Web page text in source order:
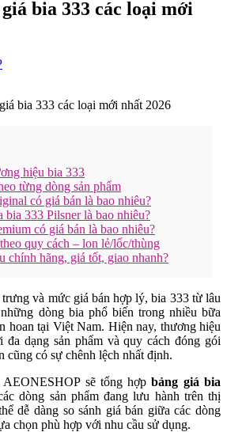
bia 333 các loại mới
hiệu bia 333
từng dòng sản phẩm
có giá bán là bao nhiêu?
bia 333 Pilsner là bao nhiêu?
có giá bán là bao nhiêu?
quy cách – lon lẻ/lốc/thùng
chính hãng, giá tốt, giao nhanh?
và mức giá bán hợp lý, bia 333 từ lâu
dòng bia phổ biến trong nhiều bữa
hoan tại Việt Nam. Hiện nay, thương hiệu
dạng sản phẩm và quy cách đóng gói
cũng có sự chênh lệch nhất định.
AEONESHOP sẽ tổng hợpbảng giá bia
dòng sản phẩm đang lưu hành trên thị
dễ dàng so sánh giá bán giữa các dòng
chọn phù hợp với nhu cầu sử dụng.